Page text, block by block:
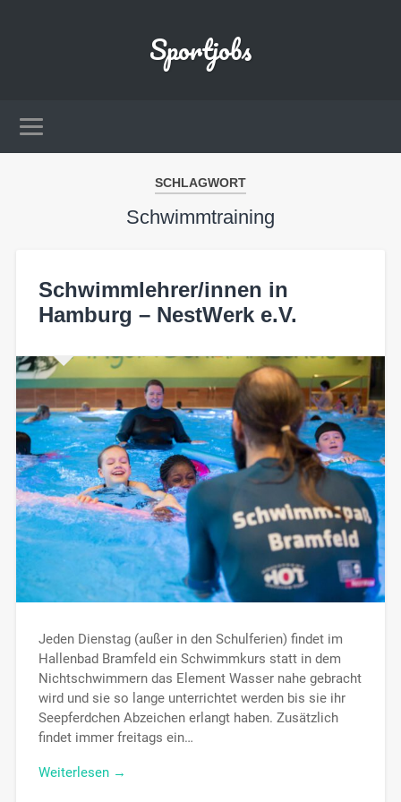
Sportjobs
SCHLAGWORT
Schwimmtraining
Schwimmlehrer/innen in
Hamburg – NestWerk e.V.
Jeden Dienstag (außer in den Schulferien) findet im
Hallenbad Bramfeld ein Schwimmkurs statt in dem
Nichtschwimmern das Element Wasser nahe gebracht
wird und sie so lange unterrichtet werden bis sie ihr
Seepferdchen Abzeichen erlangt haben. Zusätzlich
findet immer freitags ein…
Weiterlesen →